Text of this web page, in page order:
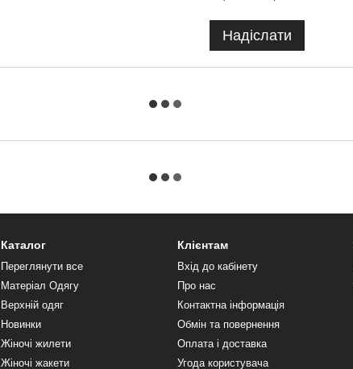
Надіслати
Каталог
Переглянути все
Матеріал Одягу
Верхній одяг
Новинки
Жіночі жилети
Жіночі жакети
Клієнтам
Вхід до кабінету
Про нас
Контактна інформація
Обмін та повернення
Оплата і доставка
Угода користувача